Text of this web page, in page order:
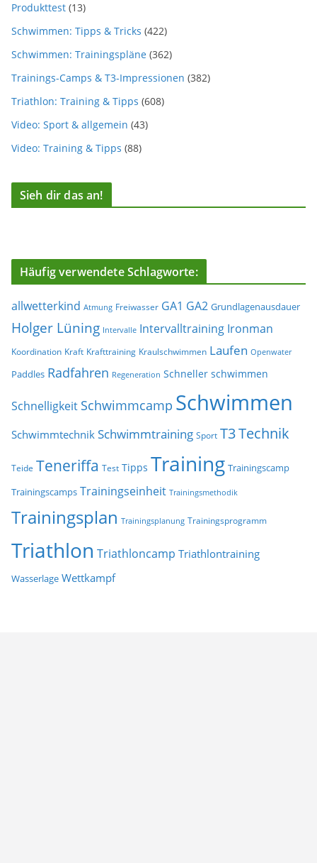
Produkttest (13)
Schwimmen: Tipps & Tricks (422)
Schwimmen: Trainingspläne (362)
Trainings-Camps & T3-Impressionen (382)
Triathlon: Training & Tipps (608)
Video: Sport & allgemein (43)
Video: Training & Tipps (88)
Sieh dir das an!
Häufig verwendete Schlagworte:
allwetterkind Atmung Freiwasser GA1 GA2 Grundlagenausdauer
Holger Lüning Intervalle Intervalltraining Ironman
Koordination Kraft Krafttraining Kraulschwimmen Laufen Openwater
Paddles Radfahren Regeneration Schneller schwimmen
Schnelligkeit Schwimmcamp Schwimmen
Schwimmtechnik Schwimmtraining Sport T3Technik
Teide Teneriffa Test Tipps Training Trainingscamp
Trainingscamps Trainingseinheit Trainingsmethodik
Trainingsplan Trainingsplanung Trainingsprogramm
Triathlon Triathloncamp Triathlontraining
Wasserlage Wettkampf